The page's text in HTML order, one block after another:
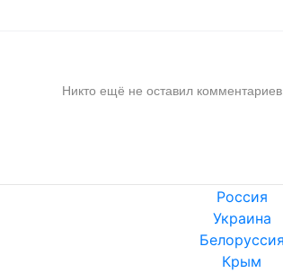
Никто ещё не оставил
Россия
Украина
Белоруссия
Крым